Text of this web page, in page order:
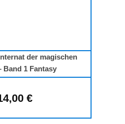
der magischen
Band 1 Fantasy
Regulärer Preis:
€